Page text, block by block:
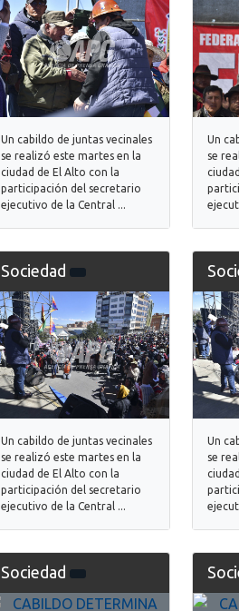
Un cabildo de juntas vecinales
se realizó este martes en la
ciudad de El Alto con la
participación del secretario
ejecutivo de la Central ...
Un
se
Sociedad
Un cabildo de juntas vecinales
se realizó este martes en la
ciudad de El Alto con la
participación del secretario
ejecutivo de la Central ...
Un
se
Sociedad